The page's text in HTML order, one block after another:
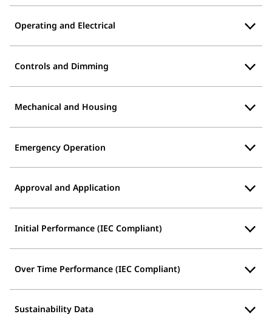
Operating and Electrical
Controls and Dimming
Mechanical and Housing
Emergency Operation
Approval and Application
Initial Performance (IEC Compliant)
Over Time Performance (IEC Compliant)
Sustainability Data